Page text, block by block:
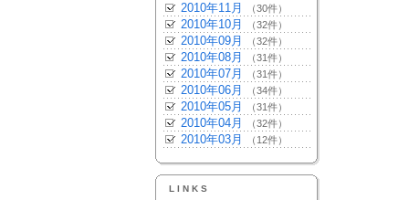
2010年11月 （30件）
2010年10月 （32件）
2010年09月 （32件）
2010年08月 （31件）
2010年07月 （31件）
2010年06月 （34件）
2010年05月 （31件）
2010年04月 （32件）
2010年03月 （12件）
LINKS